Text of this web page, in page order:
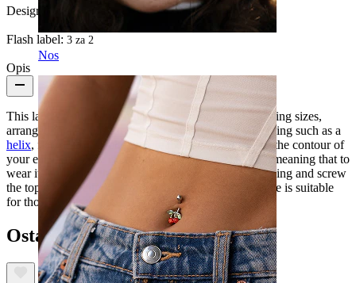
Nos
Design Height:
Flash label: 3 za 2
Opis
This labret features marquise cut CZ stones in decreasing sizes,
arranged in a gentle curve, ideal for wearing in a piercing such as a
helix, flat, or upper lobe, where the curve will follow the contour of
your ear. This piece is closed with an internal thread, meaning that to
wear it, you insert the smooth stem through your piercing and screw
the top on to secure it. Crafted from titanium, this piece is suitable
for those with sensitive skin.
Ostali su također kupili